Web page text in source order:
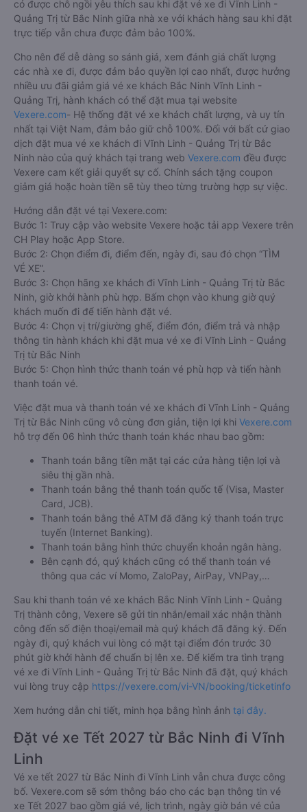
có được chỗ ngồi yêu thích sau khi đặt vé xe đi Vĩnh Linh -
Quảng Trị từ Bắc Ninh giữa nhà xe với khách hàng sau khi đặt
trực tiếp vẫn chưa được đảm bảo 100%.
Cho nên để dễ dàng so sánh giá, xem đánh giá chất lượng
các nhà xe đi, được đảm bảo quyền lợi cao nhất, được hưởng
nhiều ưu đãi giảm giá vé xe khách Bắc Ninh Vĩnh Linh -
Quảng Trị, hành khách có thể đặt mua tại website
Vexere.com- Hệ thống đặt vé xe khách chất lượng, và uy tín
nhất tại Việt Nam, đảm bảo giữ chỗ 100%. Đối với bất cứ giao
dịch đặt mua vé xe khách đi Vĩnh Linh - Quảng Trị từ Bắc
Ninh nào của quý khách tại trang web Vexere.com đều được
Vexere cam kết giải quyết sự cố. Chính sách tặng coupon
giảm giá hoặc hoàn tiền sẽ tùy theo từng trường hợp sự việc.
Hướng dẫn đặt vé tại Vexere.com:
Bước 1: Truy cập vào website Vexere hoặc tải app Vexere trên
CH Play hoặc App Store.
Bước 2: Chọn điểm đi, điểm đến, ngày đi, sau đó chọn “TÌM
VÉ XE”.
Bước 3: Chọn hãng xe khách đi Vĩnh Linh - Quảng Trị từ Bắc
Ninh, giờ khởi hành phù hợp. Bấm chọn vào khung giờ quý
khách muốn đi để tiến hành đặt vé.
Bước 4: Chọn vị trí/giường ghế, điểm đón, điểm trả và nhập
thông tin hành khách khi đặt mua vé xe đi Vĩnh Linh - Quảng
Trị từ Bắc Ninh
Bước 5: Chọn hình thức thanh toán vé phù hợp và tiến hành
thanh toán vé.
Việc đặt mua và thanh toán vé xe khách đi Vĩnh Linh - Quảng
Trị từ Bắc Ninh cũng vô cùng đơn giản, tiện lợi khi Vexere.com
hỗ trợ đến 06 hình thức thanh toán khác nhau bao gồm:
Thanh toán bằng tiền mặt tại các cửa hàng tiện lợi và
siêu thị gần nhà.
Thanh toán bằng thẻ thanh toán quốc tế (Visa, Master
Card, JCB).
Thanh toán bằng thẻ ATM đã đăng ký thanh toán trực
tuyến (Internet Banking).
Thanh toán bằng hình thức chuyển khoản ngân hàng.
Bên cạnh đó, quý khách cũng có thể thanh toán vé
thông qua các ví Momo, ZaloPay, AirPay, VNPay,…
Sau khi thanh toán vé xe khách Bắc Ninh Vĩnh Linh - Quảng
Trị thành công, Vexere sẽ gửi tin nhắn/email xác nhận thành
công đến số điện thoại/email mà quý khách đã đăng ký. Đến
ngày đi, quý khách vui lòng có mặt tại điểm đón trước 30
phút giờ khởi hành để chuẩn bị lên xe. Để kiểm tra tình trạng
vé xe đi Vĩnh Linh - Quảng Trị từ Bắc Ninh đã đặt, quý khách
vui lòng truy cập https://vexere.com/vi-VN/booking/ticketinfo
Xem hướng dẫn chi tiết, minh họa bằng hình ảnh tại đây.
Đặt vé xe Tết 2027 từ Bắc Ninh đi Vĩnh
Linh
Vé xe tết 2027 từ Bắc Ninh đi Vĩnh Linh vẫn chưa được công
bố. Vexere.com sẽ sớm thông báo cho các bạn thông tin vé
xe Tết 2027 bao gồm giá vé, lịch trình, ngày giờ bán vé của